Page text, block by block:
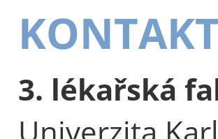
3. lékařská
Univerzita